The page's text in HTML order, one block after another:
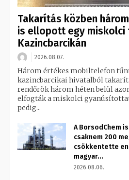
Takarítás közben
is ellopott egy miskolci
Kazincbarcikán
2026.08.07.
Három értékes mobiltelefon
kazincbarcikai hivatalból
rendőrök három héten belül
elfogták a miskolci
pedig...
A BorsodChem
csaknem 200
csökkentette
magyar...
2026.08.06.